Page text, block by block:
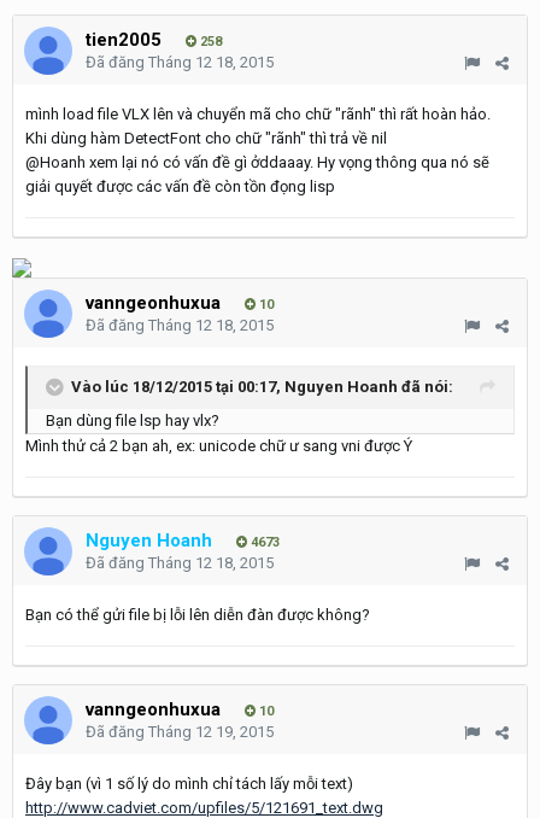
tien2005 258
Đã đăng Tháng 12 18, 2015
mình load file VLX lên và chuyển mã cho chữ "rãnh" thì rất hoàn hảo.
Khi dùng hàm DetectFont cho chữ "rãnh" thì trả về nil
@Hoanh xem lại nó có vấn đề gì ởddaaay. Hy vọng thông qua nó sẽ
giải quyết được các vấn đề còn tồn đọng lisp
vanngeonhuxua 10
Đã đăng Tháng 12 18, 2015
Vào lúc 18/12/2015 tại 00:17, Nguyen Hoanh đã nói:
Bạn dùng file lsp hay vlx?
Mình thử cả 2 bạn ah, ex: unicode chữ ư sang vni được Ý
Nguyen Hoanh 4673
Đã đăng Tháng 12 18, 2015
Bạn có thể gửi file bị lỗi lên diễn đàn được không?
vanngeonhuxua 10
Đã đăng Tháng 12 19, 2015
Đây bạn (vì 1 số lý do mình chỉ tách lấy mỗi text)
http://www.cadviet.com/upfiles/5/121691_text.dwg